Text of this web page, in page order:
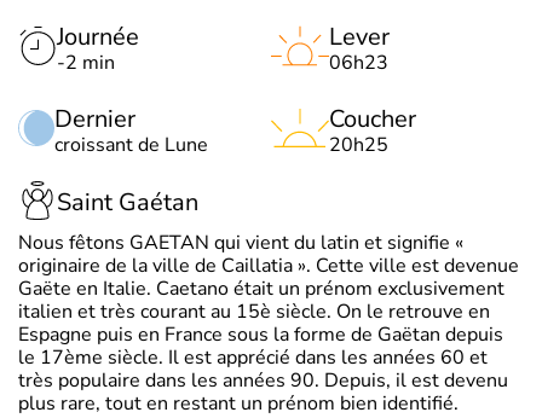
Journée
-2 min
Dernier
croissant de Lune
Lever
06h23
Coucher
20h25
Saint Gaétan
Nous fêtons GAETAN qui vient du latin et signifie «
originaire de la ville de Caillatia ». Cette ville est devenue
Gaëte en Italie. Caetano était un prénom exclusivement
italien et très courant au 15è siècle. On le retrouve en
Espagne puis en France sous la forme de Gaëtan depuis
le 17ème siècle. Il est apprécié dans les années 60 et
très populaire dans les années 90. Depuis, il est devenu
plus rare, tout en restant un prénom bien identifié.